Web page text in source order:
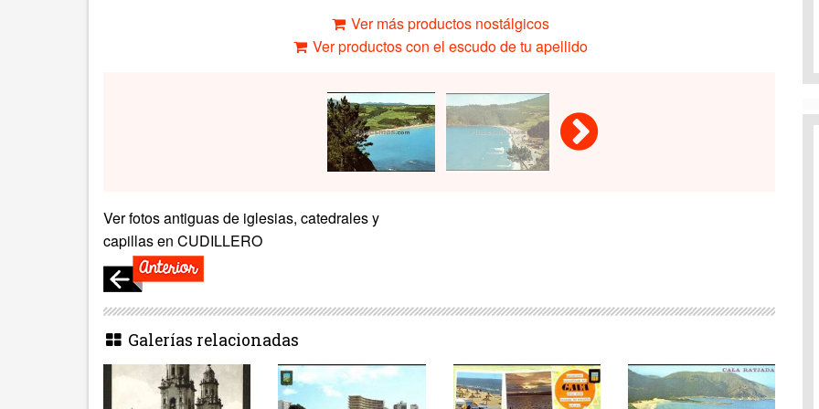
Ver más productos nostálgicos
Ver productos con el escudo de tu apellido
Ver fotos antiguas de iglesias, catedrales y
capillas en CUDILLERO
Galerías relacionadas